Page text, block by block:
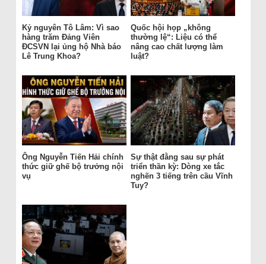
Kỷ nguyên Tô Lâm: Vì sao
hàng trăm Đảng Viên
ĐCSVN lại ủng hộ Nhà báo
Lê Trung Khoa?
Quốc hội họp „không
thường lệ“: Liệu có thể
nâng cao chất lượng làm
luật?
Ông Nguyễn Tiến Hải chính
thức giữ ghế bộ trưởng nội
vụ
Sự thật đằng sau sự phát
triển thần kỳ: Dòng xe tắc
nghẽn 3 tiếng trên cầu Vĩnh
Tuy?